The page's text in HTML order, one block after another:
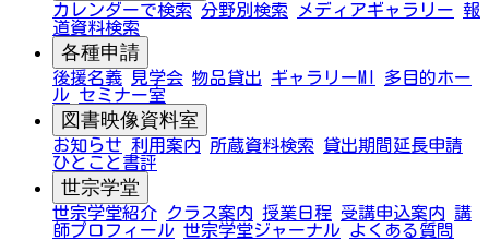
カレンダーで検索 分野別検索 メディアギャラリー 報
道資料検索
各種申請
後援名義 見学会 物品貸出 ギャラリーMI
多目的ホー
ル セミナー室
図書映像資料室
お知らせ 利用案内 所蔵資料検索
貸出期間延長申請
ひとこと書評
世宗学堂
世宗学堂紹介 クラス案内 授業日程 受講申込案内 講
師プロフィール 世宗学堂ジャーナル よくある質問